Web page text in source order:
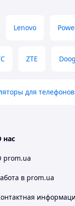
Lenovo
ZTE
для
нас
prom.ua
в prom.ua